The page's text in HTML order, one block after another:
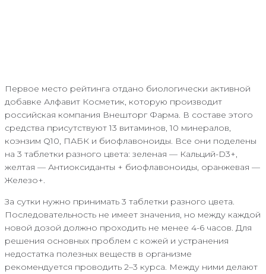
Первое место рейтинга отдано биологически активной
добавке Алфавит Косметик, которую производит
российская компания Внешторг Фарма. В составе этого
средства присутствуют 13 витаминов, 10 минералов,
коэнзим Q10, ПАБК и биофлавоноиды. Все они поделены
на 3 таблетки разного цвета: зеленая — Кальций-D3+,
желтая — Антиоксиданты + биофлавоноиды, оранжевая —
Железо+.
За сутки нужно принимать 3 таблетки разного цвета.
Последовательность не имеет значения, но между каждой
новой дозой должно проходить не менее 4-6 часов. Для
решения основных проблем с кожей и устранения
недостатка полезных веществ в организме
рекомендуется проводить 2–3 курса. Между ними делают